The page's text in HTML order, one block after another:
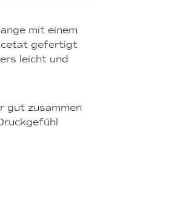
mit einem
gefertigt
leicht und
gut zusammen